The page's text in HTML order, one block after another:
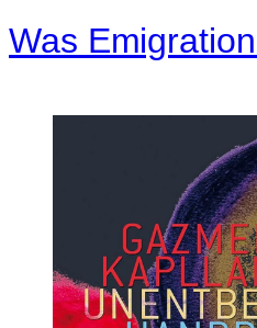
Was